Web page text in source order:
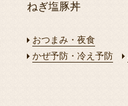
ねぎ塩豚丼
おつまみ・夜食
かぜ予防・冷え予防